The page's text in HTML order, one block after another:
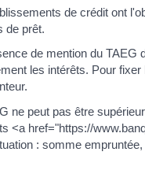
de crédit ont
de prêt.
de mention du TAEG
les intérêts. Pour
ne peut pas être
<a href="https://
: somme